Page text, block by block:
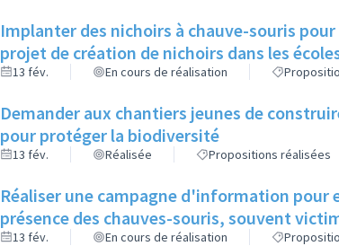
Implanter des nichoirs à chauve-souris
projet de création de nichoirs dans les
13 fév. En cours de réalisation
Demander aux chantiers jeunes de
pour protéger la biodiversité
13 fév. Réalisée Propositions réalisées
Réaliser une campagne d'information
présence des chauves-souris, souvent
13 fév. En cours de réalisation